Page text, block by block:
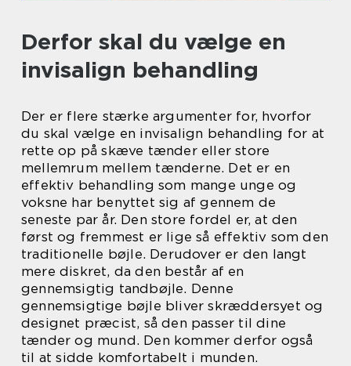
Derfor skal du vælge en
invisalign behandling
Der er flere stærke argumenter for, hvorfor
du skal vælge en invisalign behandling for at
rette op på skæve tænder eller store
mellemrum mellem tænderne. Det er en
effektiv behandling som mange unge og
voksne har benyttet sig af gennem de
seneste par år. Den store fordel er, at den
først og fremmest er lige så effektiv som den
traditionelle bøjle. Derudover er den langt
mere diskret, da den består af en
gennemsigtig tandbøjle. Denne
gennemsigtige bøjle bliver skræddersyet og
designet præcist, så den passer til dine
tænder og mund. Den kommer derfor også
til at sidde komfortabelt i munden.